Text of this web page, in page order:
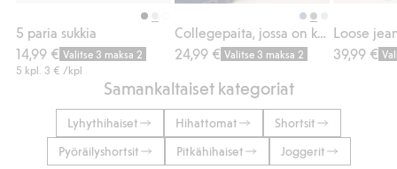
5 paria sukkia
14,99 € Valitse 3 maksa 2
5 kpl. 3 € /kpl
24,99 € Valitse 3 maksa 2
Loose
39,99 €
Samankaltaiset kategoriat
Lyhythihaiset Hihattomat
Shortsit
Pyöräilyshortsit
Pitkähihaiset Joggerit